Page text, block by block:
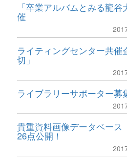
「卒業アルバムとみる龍
催
ライティングセンター共
切」
ライブラリーサポーター募
貴重資料画像データベー
26点公開！